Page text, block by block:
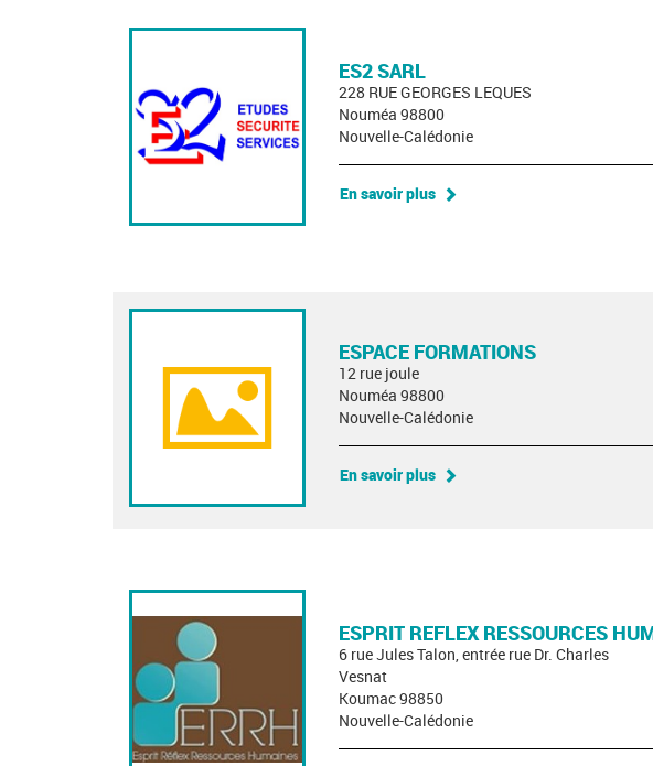
ES2 SARL
228 RUE GEORGES LEQUES
Nouméa 98800
Nouvelle-Calédonie
En savoir plus
ESPACE FORMATIONS
12 rue joule
Nouméa 98800
Nouvelle-Calédonie
En savoir plus
ESPRIT REFLEX RESSOURCES
6 rue Jules Talon, entrée rue Dr. Charles
Vesnat
Koumac 98850
Nouvelle-Calédonie